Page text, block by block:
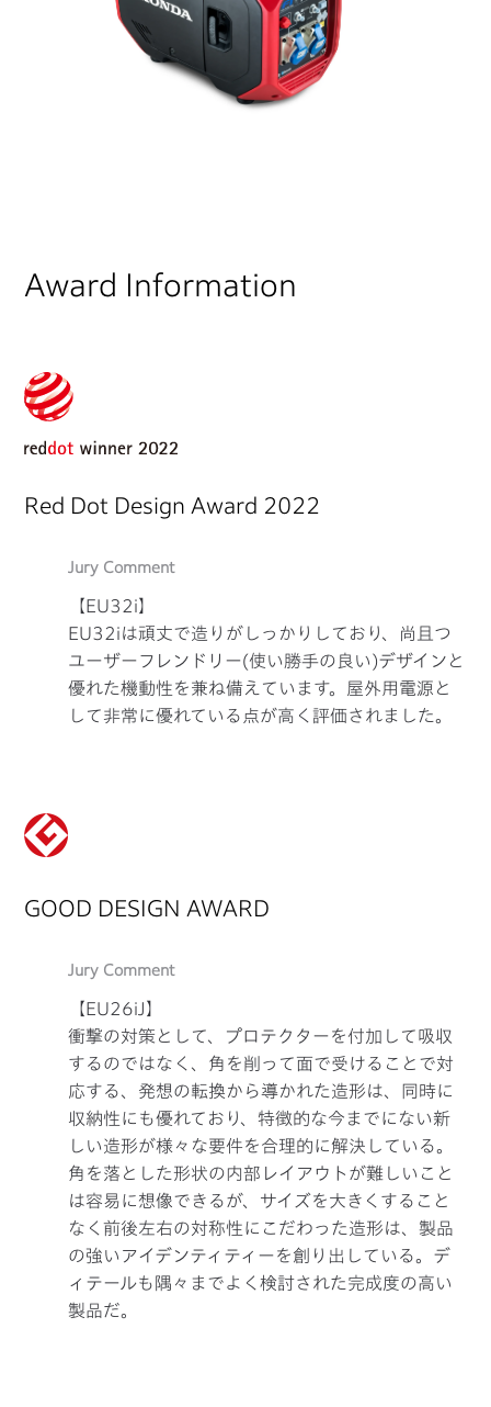
Award Information
Red Dot Design Award 2022
Jury Comment
【EU32i】
EU32iは頑丈で造りがしっかりしており、尚且つ
ユーザーフレンドリー(使い勝手の良い)デザインと
優れた機動性を兼ね備えています。屋外用電源と
して非常に優れている点が高く評価されました。
GOOD DESIGN AWARD
Jury Comment
【EU26iJ】
衝撃の対策として、プロテクターを付加して吸収
するのではなく、角を削って面で受けることで対
応する、発想の転換から導かれた造形は、同時に
収納性にも優れており、特徴的な今までにない新
しい造形が様々な要件を合理的に解決している。
角を落とした形状の内部レイアウトが難しいこと
は容易に想像できるが、サイズを大きくすること
なく前後左右の対称性にこだわった造形は、製品
の強いアイデンティティーを創り出している。デ
ィテールも隅々までよく検討された完成度の高い
製品だ。